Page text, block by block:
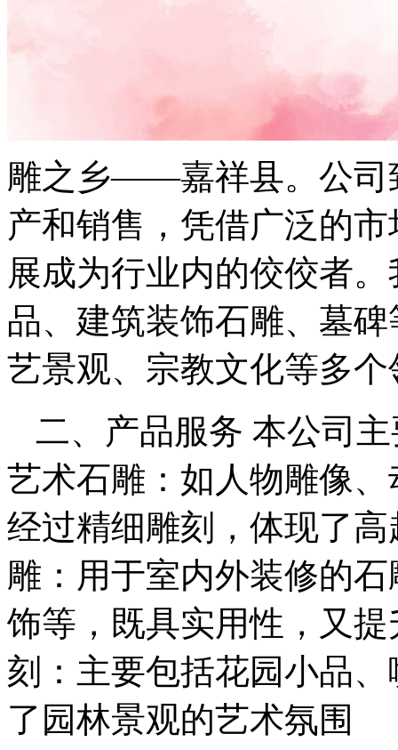
雕之乡——嘉祥县。公司
产和销售，凭借广泛的
展成为行业内的佼佼者
品、建筑装饰石雕、墓
艺景观、宗教文化等多个
二、产品服务 本公司
艺术石雕：如人物雕像
经过精细雕刻，体现了
雕：用于室内外装修的
饰等，既具实用性，又
刻：主要包括花园小品
了园林景观的艺术氛围